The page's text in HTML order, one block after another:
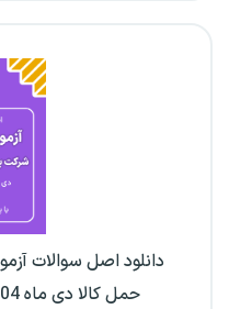
دانلود اصل سوالات
حمل کالا دی ماه 1404 با پاسخنامه تشریحی